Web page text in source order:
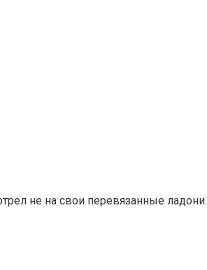
не на свои перевязанные ладони.